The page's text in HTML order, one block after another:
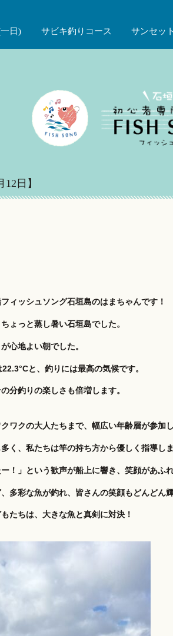
日) サビキ釣りコース サンセッ
日】
ィッシュソング石垣島のはまちゃんです！
ょっと蒸し暑い石垣島でした。
心地よい朝でした。
と、釣りには最高の気候です。
分釣りの楽しさも倍増します。
ワクの大人たちまで、幅広い年齢層が参加し
く、私たちは竿の持ち方から優しく指導しま
！」という歓声が船上に響き、笑顔があふ
多彩な魚が釣れ、皆さんの笑顔もどんどん輝
たちは、大きな魚と真剣に対決！